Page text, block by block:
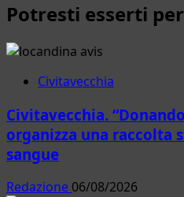
Potresti esserti
Civitavecchia
Civitavecchia.
organizza una raccolta
sangue
Redazione 06/08/2026